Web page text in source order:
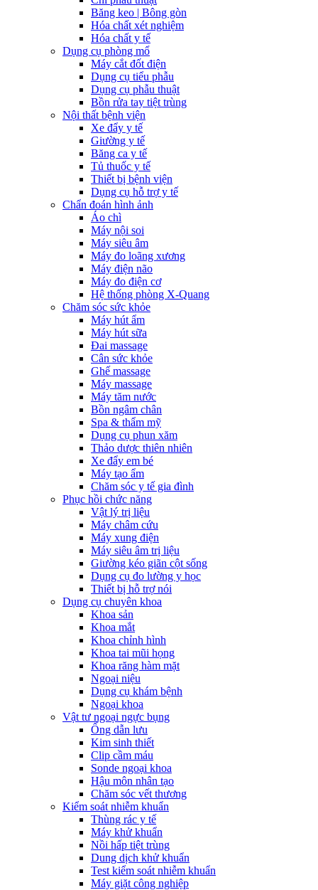
Băng keo | Bông gòn
Hóa chất xét nghiệm
Hóa chất y tế
Dụng cụ phòng mổ
Máy cắt đốt điện
Dụng cụ tiểu phẫu
Dụng cụ phẫu thuật
Bồn rửa tay tiệt trùng
Nội thất bệnh viện
Xe đẩy y tế
Giường y tế
Băng ca y tế
Tủ thuốc y tế
Thiết bị bệnh viện
Dụng cụ hỗ trợ y tế
Chẩn đoán hình ảnh
Áo chì
Máy nội soi
Máy siêu âm
Máy đo loãng xương
Máy điện não
Máy đo điện cơ
Hệ thống phòng X-Quang
Chăm sóc sức khỏe
Máy hút ẩm
Máy hút sữa
Đai massage
Cân sức khỏe
Ghế massage
Máy massage
Máy tăm nước
Bồn ngâm chân
Spa & thẩm mỹ
Dụng cụ phun xăm
Thảo dược thiên nhiên
Xe đẩy em bé
Máy tạo ẩm
Chăm sóc y tế gia đình
Phục hồi chức năng
Vật lý trị liệu
Máy châm cứu
Máy xung điện
Máy siêu âm trị liệu
Giường kéo giãn cột sống
Dụng cụ đo lường y học
Thiết bị hỗ trợ nói
Dụng cụ chuyên khoa
Khoa sản
Khoa mắt
Khoa chỉnh hình
Khoa tai mũi họng
Khoa răng hàm mặt
Ngoại niệu
Dụng cụ khám bệnh
Ngoại khoa
Vật tư ngoại ngực bụng
Ống dẫn lưu
Kim sinh thiết
Clip cầm máu
Sonde ngoại khoa
Hậu môn nhân tạo
Chăm sóc vết thương
Kiểm soát nhiễm khuẩn
Thùng rác y tế
Máy khử khuẩn
Nồi hấp tiệt trùng
Dung dịch khử khuẩn
Test kiểm soát nhiễm khuẩn
Máy giặt công nghiệp